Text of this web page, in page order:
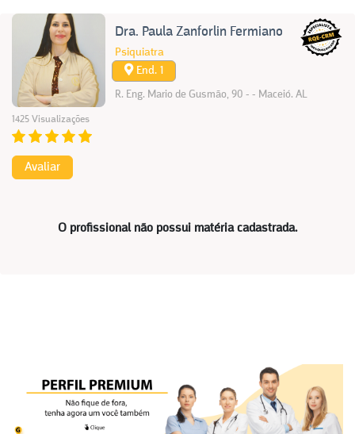
1425 Visualizações
Avaliar
Dra. Paula Zanforlin Fermiano
Psiquiatra
End. 1
R. Eng. Mario de Gusmão, 90 - - Maceió. AL
O profissional não possui matéria cadastrada.